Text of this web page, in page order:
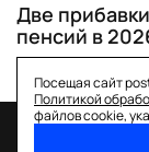
Две
пенсий в
Посещая сайт
Политикой
файлов cookie,